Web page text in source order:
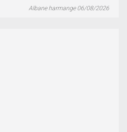
Albane harmange 06/08/2026